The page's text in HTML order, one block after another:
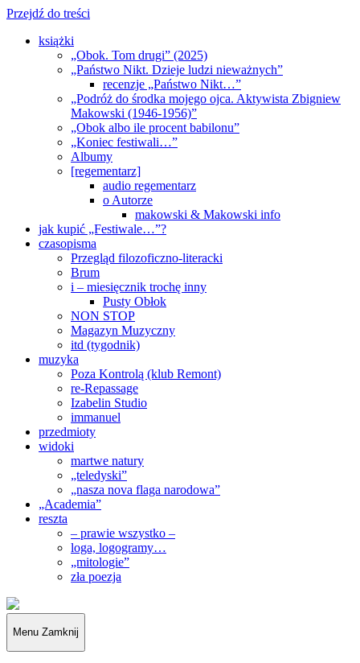
Przejdź do treści
książki
„Obok. Tom drugi” (2025)
„Państwo Nikt. Dzieje ludzi nieważnych”
recenzje „Państwo Nikt…”
„Podróż do środka mojego ojca. Aktywista Zbigniew
Makowski (1946-1956)”
„Obok albo ile procent babilonu”
„Koniec festiwali…”
Albumy
[regementarz]
audio regementarz
o Autorze
makowski & Makowski info
jak kupić „Festiwale…”?
czasopisma
Przegląd filozoficzno-literacki
Brum
i – miesięcznik trochę inny
Pusty Obłok
NON STOP
Magazyn Muzyczny
itd (tygodnik)
muzyka
Poza Kontrolą (klub Remont)
re-Repassage
Izabelin Studio
immanuel
przedmioty
widoki
martwe natury
„teledyski”
„nasza nova flaga narodowa”
„Academia”
reszta
– prawie wszystko –
loga, logogramy…
„mitologie”
zła poezja
„Obywatele…”
Menu Zamknij